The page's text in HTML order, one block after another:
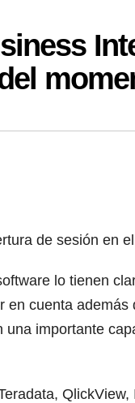
de sesión en
lo tienen
cuenta además
importante